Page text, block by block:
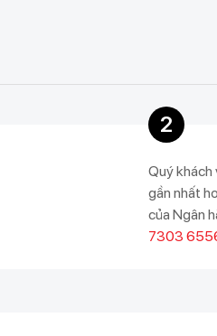
2
Quý khách
gần nhất
của Ngân
7303